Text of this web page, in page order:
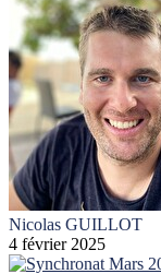
Nicolas GUILLOT
4 février 2025